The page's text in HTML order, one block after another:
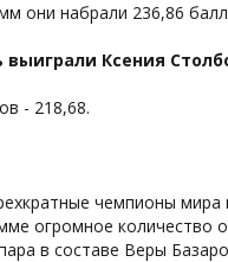
они набрали 236,86
Ксения
- 218,68.
чемпионы
огромное количество
в составе Веры